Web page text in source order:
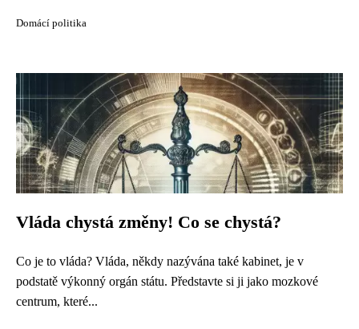
Domácí politika
Vláda chystá změny! Co se chystá?
Co je to vláda? Vláda, někdy nazývána také kabinet, je v
podstatě výkonný orgán státu. Představte si ji jako mozkové
centrum, které...